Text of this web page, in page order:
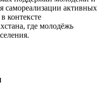
самореализации активных
контексте
где молодёжь